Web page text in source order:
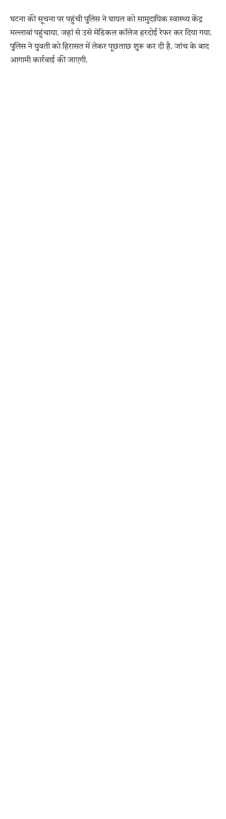
घटना की सूचना पर पहुंची पुलिस ने घायल को सामुदायिक स्वास्थ्य केंद्र
मल्लावां पहुंचाया. जहां से उसे मेडिकल कॉलेज हरदोई रेफर कर दिया गया.
पुलिस ने युवती को हिरासत में लेकर पूछताछ शुरू कर दी है. जांच के बाद
आगामी कार्रवाई की जाएगी.